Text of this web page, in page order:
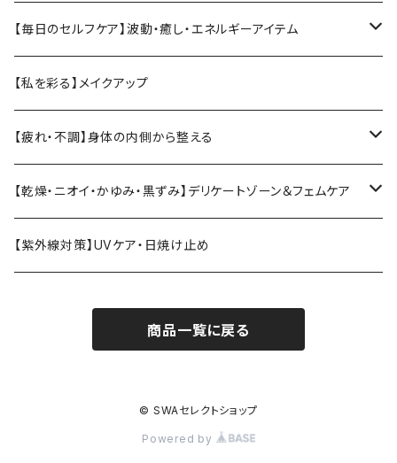
ヴィーガンジェル
ククイウォーター・プレミアムウォーター
【Vianne】シリーズ
【KIREI】シリーズ
MarUmi
【毎日のセルフケア】波動・癒し・エネルギーアイテム
テラヘルツ
温活・身体ケア
ブラシ
CBD
バスソルト
【私を彩る】メイクアップ
【疲れ・不調】身体の内側から整える
エラスチン
エクソソームドリンク
【乾燥・ニオイ・かゆみ・黒ずみ】デリケートゾーン＆フェムケア
デリケートゾーン・フェムケア
温活・身体ケア
【紫外線対策】UVケア・日焼け止め
商品一覧に戻る
© SWAセレクトショップ
Powered by